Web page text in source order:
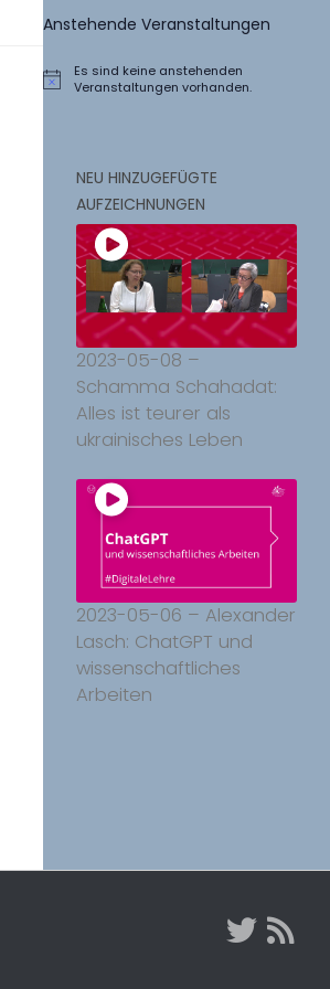
Anstehende Veranstaltungen
Hinweis
Es sind keine anstehenden
Veranstaltungen vorhanden.
NEU HINZUGEFÜGTE
AUFZEICHNUNGEN
2023-05-08 –
Schamma Schahadat:
Alles ist teurer als
ukrainisches Leben
2023-05-06 – Alexander
Lasch: ChatGPT und
wissenschaftliches
Arbeiten